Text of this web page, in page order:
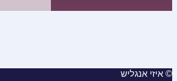
© איזי אנגליש